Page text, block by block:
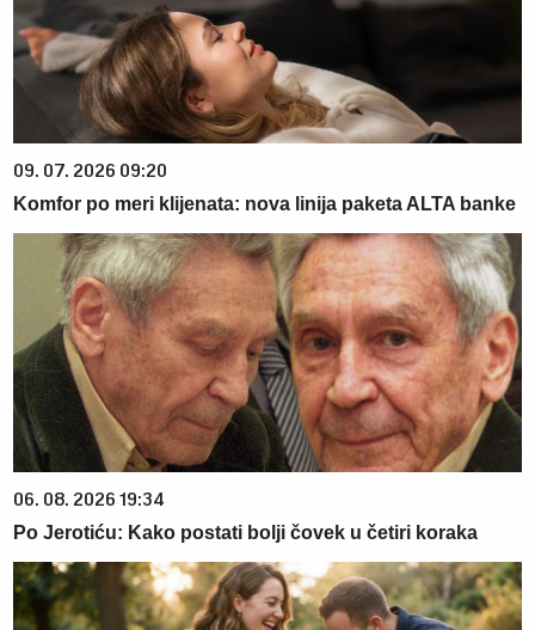
09. 07. 2026 09:20
Komfor po meri klijenata: nova linija paketa ALTA banke
06. 08. 2026 19:34
Po Jerotiću: Kako postati bolji čovek u četiri koraka